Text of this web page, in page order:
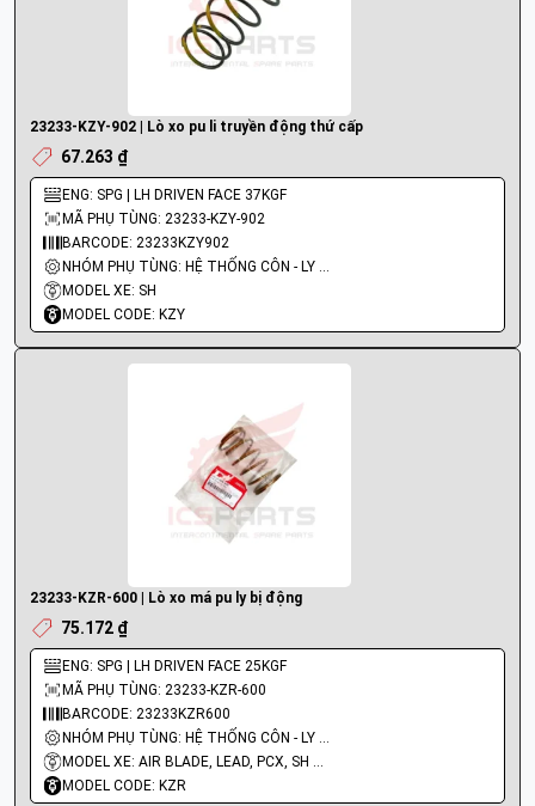
23233-KZY-902 | Lò xo pu li truyền động thứ cấp
67.263 ₫
ENG: SPG | LH DRIVEN FACE 37KGF
MÃ PHỤ TÙNG: 23233-KZY-902
BARCODE: 23233KZY902
NHÓM PHỤ TÙNG: HỆ THỐNG CÔN - LY HỢP - TRỤC SỐ - BÁNH RĂNG
MODEL XE: SH
MODEL CODE: KZY
23233-KZR-600 | Lò xo má pu ly bị động
75.172 ₫
ENG: SPG | LH DRIVEN FACE 25KGF
MÃ PHỤ TÙNG: 23233-KZR-600
BARCODE: 23233KZR600
NHÓM PHỤ TÙNG: HỆ THỐNG CÔN - LY HỢP - TRỤC SỐ - BÁNH RĂNG
MODEL XE: AIR BLADE, LEAD, PCX, SH MODE
MODEL CODE: KZR